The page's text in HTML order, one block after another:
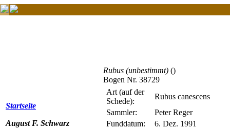
Startseite
August F. Schwarz
Rubus (unbestimmt) ()
Bogen Nr. 38729
Art (auf der
Schede):
Rubus canescens
Sammler:
Peter Reger
Funddatum:
6. Dez. 1991